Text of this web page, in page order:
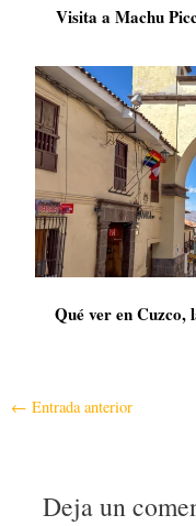
Visita a Machu
Qué ver en
← Entrada anterior
Deja un